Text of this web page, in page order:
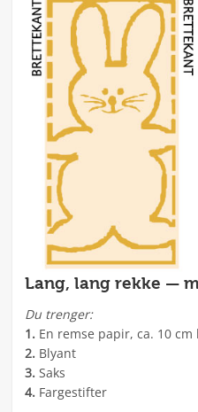
Lang, lang rekke —
Du trenger:
1. En remse papir, ca. 10 cm
2. Blyant
3. Saks
4. Fargestifter